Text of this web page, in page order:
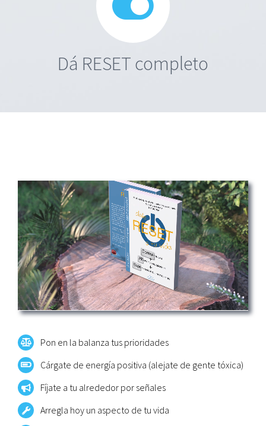
Dá RESET completo
Pon en la balanza tus prioridades
Cárgate de energía positiva (alejate de gente tóxica)
Fíjate a tu alrededor por señales
Arregla hoy un aspecto de tu vida